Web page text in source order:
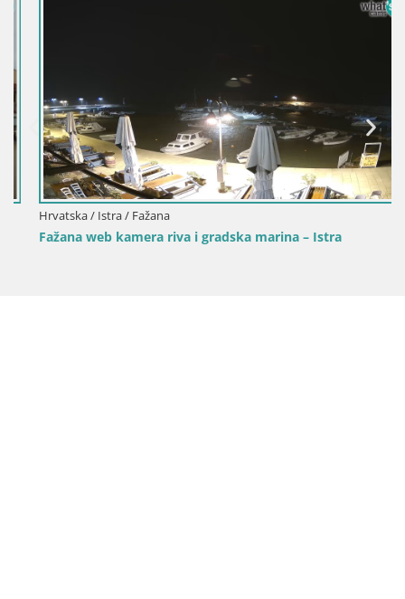
Hrvatska / Istra / Fažana
Fažana web kamera riva i gradska marina – Istra